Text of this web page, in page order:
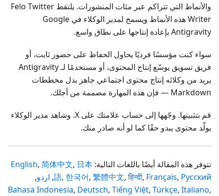
والأنماط التي تتراكم عبر مئات المنشورات. يلتقط Felo Twitter
Writer هذه الأنماط ويسمح لمدير الوكلاء في Google
Antigravity بإعادة إنتاجها على نطاق واسع.
سواء كنت مؤسسًا فرديًا يحاول الحفاظ على حضور ثابت، أو
فريق تسويق يوسّع إنتاج المحتوى، أو مستخدمًا لـ Antigravity
يريد من وكلائه إنتاج محتوى اجتماعي جاهز بدل مخططات
Markdown — فإن هذه المهارة مصممة من أجلك.
قم بتثبيتها. وجّهها إلى حساب علامتك على X. وشاهد مدير الوكلاء
يولّد محتوى يبدو حقًا كما لو أنه صادر منك.
تتوفر هذه المقالة أيضًا باللغات التالية: English, 简体中文, 日本
語, 한국어, 繁體中文,हिन्दी, Français, Русский
, اردو,
Bahasa Indonesia, Deutsch, Tiếng Việt, Türkçe, Italiano,